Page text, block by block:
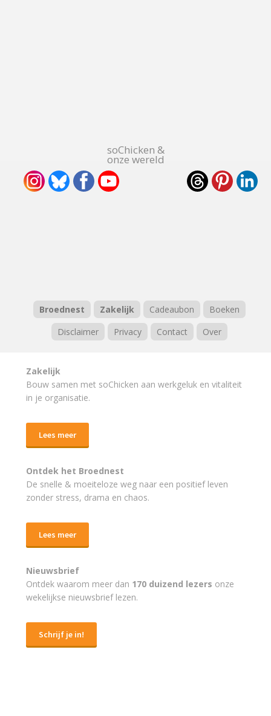
soChicken &
onze wereld
Broednest Zakelijk Cadeaubon
Boeken
Disclaimer
Privacy Contact Over
Zakelijk
Bouw samen met soChicken aan werkgeluk en vitaliteit
in je organisatie.
Lees meer
Ontdek het Broednest
De snelle & moeiteloze weg naar een positief leven
zonder stress, drama en chaos.
Lees meer
Nieuwsbrief
Ontdek waarom meer dan 170 duizend lezers onze
wekelijkse nieuwsbrief lezen.
Schrijf je in!